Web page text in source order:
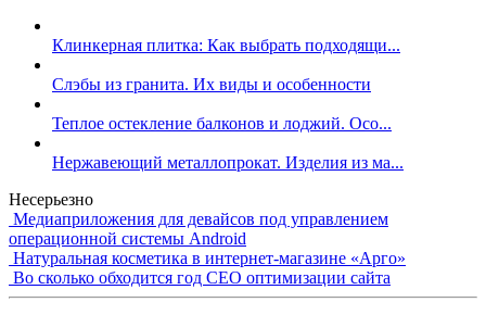
Клинкерная плитка: Как выбрать подходящи...
Слэбы из гранита. Их виды и особенности
Теплое остекление балконов и лоджий. Осо...
Нержавеющий металлопрокат. Изделия из ма...
Несерьезно
Медиаприложения для девайсов под управлением
операционной системы Android
Натуральная косметика в интернет-магазине «Арго»
Во сколько обходится год СЕО оптимизации сайта